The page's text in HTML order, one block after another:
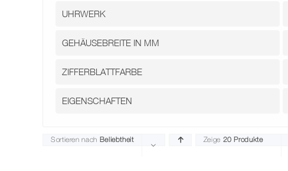
Sortieren nach Beliebtheit Zeige 20 Produkte